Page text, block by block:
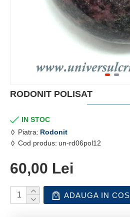
RODONIT POLISAT
IN STOC
Piatra: Rodonit
Cod produs: un-rd06pol12
60,00 Lei
ADAUGA IN COS